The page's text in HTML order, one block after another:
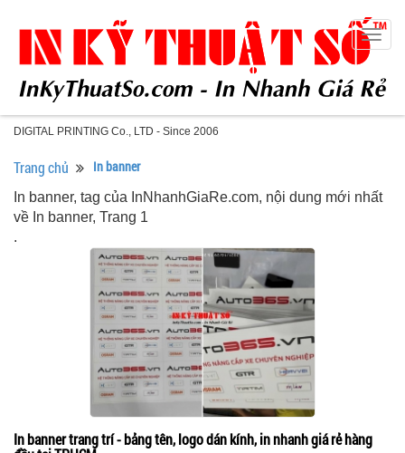
DIGITAL PRINTING Co., LTD - Since 2006
Trang chủ In banner
In banner, tag của InNhanhGiaRe.com, nội dung mới nhất
về In banner, Trang 1
.
In banner trang trí - bảng tên, logo dán kính, in nhanh giá rẻ hàng